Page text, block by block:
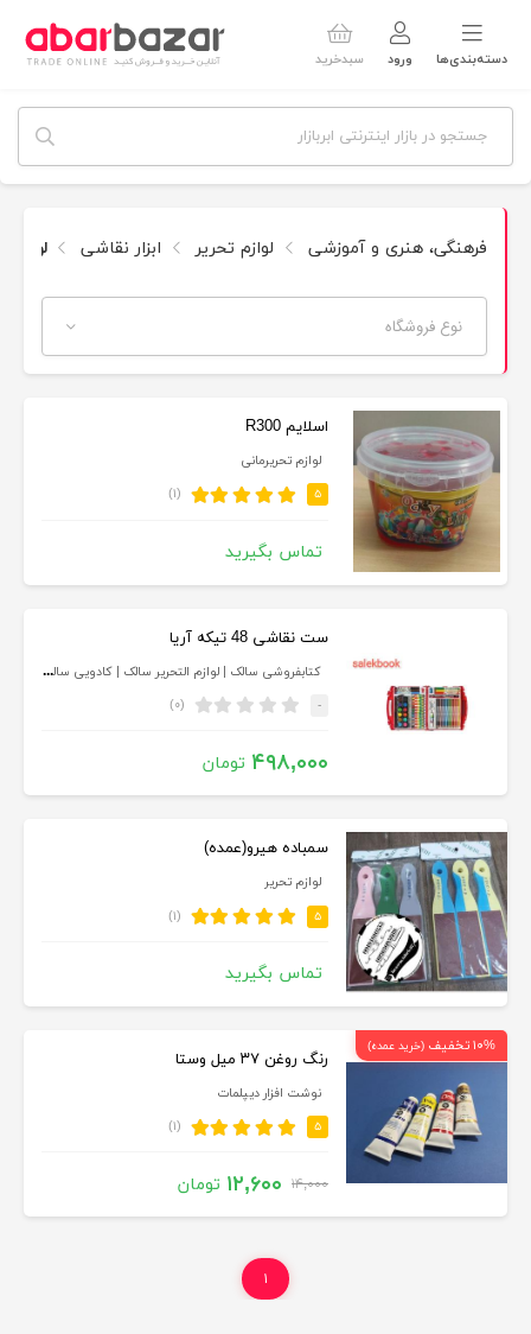
دسته‌بندی‌ها ورود سبدخرید
فرهنگی، هنری و آموزشی لوازم تحریر ابزار نقاشی لوازم
نوع فروشگاه
اسلایم R300
لوازم تحریرمانی
۵ (۱)
تماس بگیرید
ست نقاشی 48 تیکه آریا
کتابفروشی سالک | لوازم التحریر سالک | کادویی سالک
- (۰)
۴۹۸,۰۰۰ تومان
سمباده هیرو(عمده)
لوازم تحریر
۵ (۱)
تماس بگیرید
۱۰% تخفیف (خرید عمده)
رنگ روغن ۳۷ میل وستا
نوشت افزار دیپلمات
۵ (۱)
۱۴,۰۰۰ ۱۲,۶۰۰ تومان
۱